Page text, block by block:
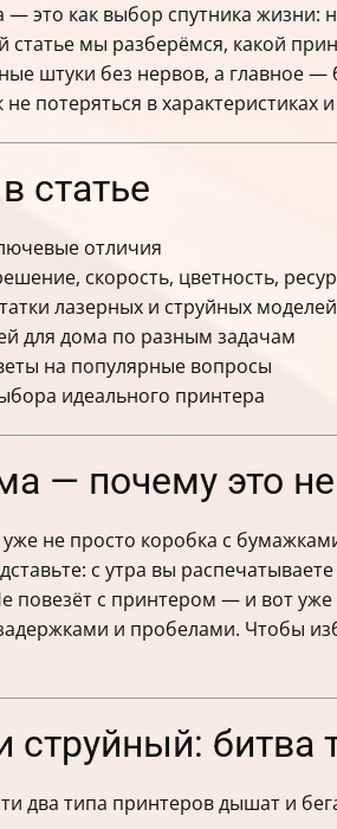
(FAQ)
домашнего принтера
при выборе
это как выбор спутника жизни:
статье мы разберёмся, какой
штуки без нервов, а главное
потеряться в
статье
отличия
скорость, цветность,
лазерных и струйных моделей
для дома по разным задачам
на популярные вопросы
идеального принтера
— почему это
не просто коробка с
с утра вы
повезёт с принтером — и вот
и пробелами. Чтобы
битва
два типа принтеров дышат и